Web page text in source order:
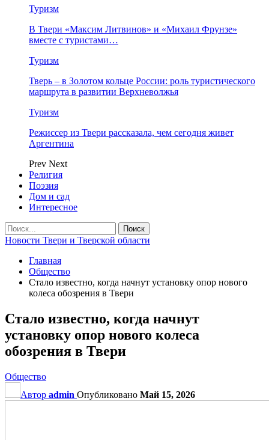
Туризм
В Твери «Максим Литвинов» и «Михаил Фрунзе»
вместе с туристами…
Туризм
Тверь – в Золотом кольце России: роль туристического
маршрута в развитии Верхневолжья
Туризм
Режиссер из Твери рассказала, чем сегодня живет
Аргентина
Prev Next
Религия
Поэзия
Дом и сад
Интересное
Новости Твери и Тверской области
Главная
Общество
Стало известно, когда начнут установку опор нового
колеса обозрения в Твери
Стало известно, когда начнут
установку опор нового колеса
обозрения в Твери
Общество
Автор admin Опубликовано Май 15, 2026